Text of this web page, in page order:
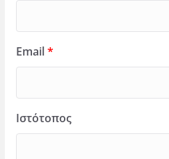
Email*
Ιστότοπος